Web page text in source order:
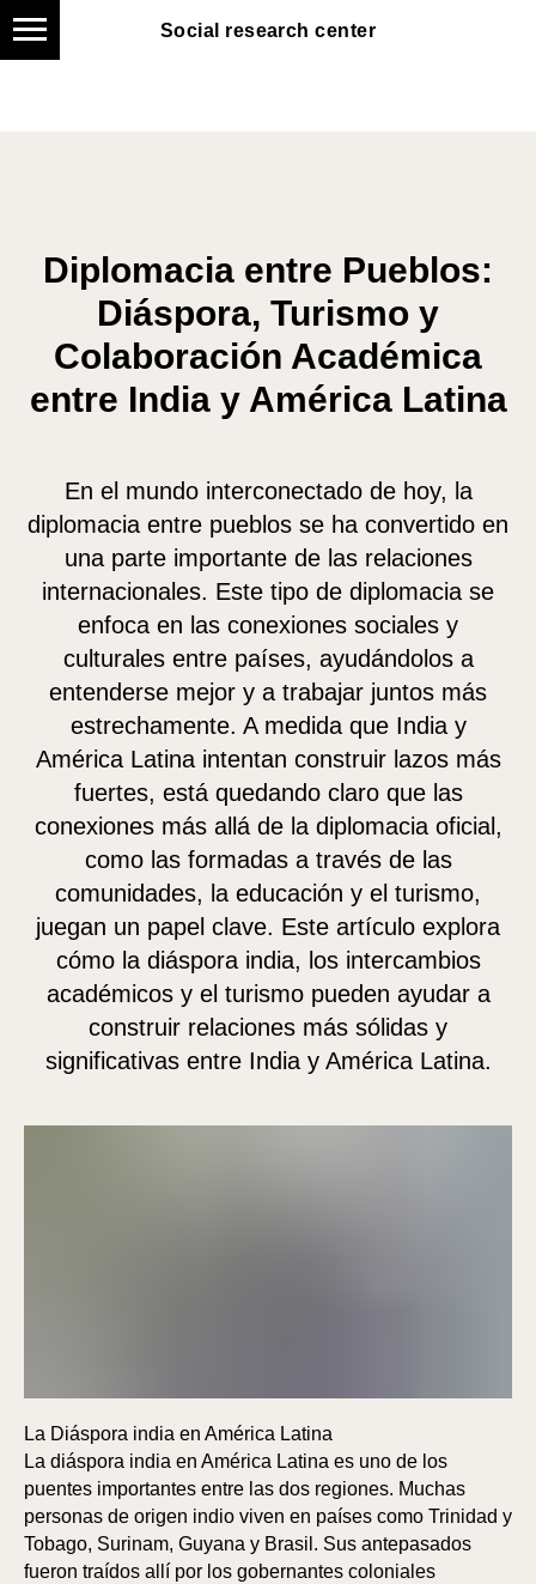
Social research center
Social research center
Diplomacia entre Pueblos:
Diáspora, Turismo y
Colaboración Académica
entre India y América Latina
En el mundo interconectado de hoy, la
diplomacia entre pueblos se ha convertido en
una parte importante de las relaciones
internacionales. Este tipo de diplomacia se
enfoca en las conexiones sociales y
culturales entre países, ayudándolos a
entenderse mejor y a trabajar juntos más
estrechamente. A medida que India y
América Latina intentan construir lazos más
fuertes, está quedando claro que las
conexiones más allá de la diplomacia oficial,
como las formadas a través de las
comunidades, la educación y el turismo,
juegan un papel clave. Este artículo explora
cómo la diáspora india, los intercambios
académicos y el turismo pueden ayudar a
construir relaciones más sólidas y
significativas entre India y América Latina.
La Diáspora india en América Latina
La diáspora india en América Latina es uno de los
puentes importantes entre las dos regiones. Muchas
personas de origen indio viven en países como Trinidad y
Tobago, Surinam, Guyana y Brasil. Sus antepasados
fueron traídos allí por los gobernantes coloniales